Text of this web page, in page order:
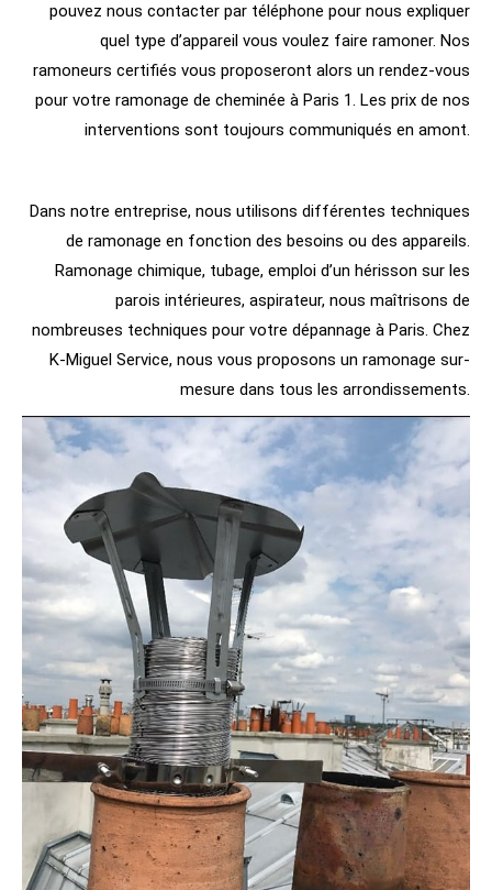
pouvez nous contacter par téléphone pour nous expliquer
quel type d’appareil vous voulez faire ramoner. Nos
ramoneurs certifiés vous proposeront alors un rendez-vous
pour votre ramonage de cheminée à Paris 1. Les prix de nos
interventions sont toujours communiqués en amont.
Dans notre entreprise, nous utilisons différentes techniques
de ramonage en fonction des besoins ou des appareils.
Ramonage chimique, tubage, emploi d’un hérisson sur les
parois intérieures, aspirateur, nous maîtrisons de
nombreuses techniques pour votre dépannage à Paris. Chez
K-Miguel Service, nous vous proposons un ramonage sur-
mesure dans tous les arrondissements.